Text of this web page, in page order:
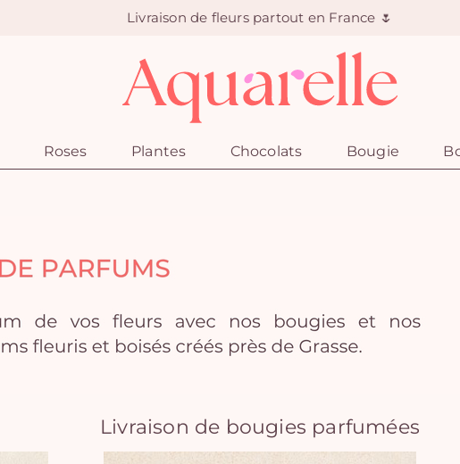
Livraison de fleurs partout en France 🌷
Roses Plantes Chocolats Bougie
Livraison de bougies parfumées